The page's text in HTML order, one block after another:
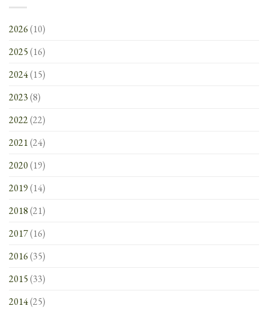
2026(10)
2025(16)
2024(15)
2023(8)
2022(22)
2021(24)
2020(19)
2019(14)
2018(21)
2017(16)
2016(35)
2015(33)
2014(25)